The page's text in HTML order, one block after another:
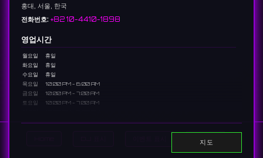
Search
홍대, 서울, 한국
전화번호: +82 10-4410-1898
영업시간
월요일
휴일
화요일
휴일
수요일
휴일
목요일
10:00 PM - 6:00 AM
금요일
10:00 PM - 7:00 AM
토요일
10:00 PM - 7:00 AM
1 reviews 1.0 ⭐️
지도